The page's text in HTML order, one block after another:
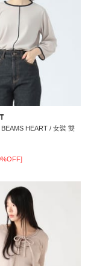
BEAMS HEART / 女裝 雙